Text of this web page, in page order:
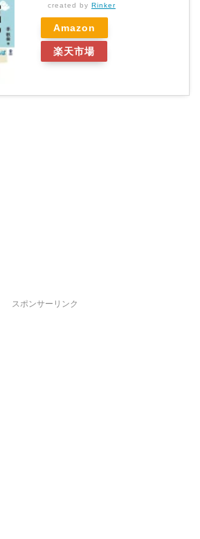
created by Rinker
Amazon
楽天市場
スポンサーリンク